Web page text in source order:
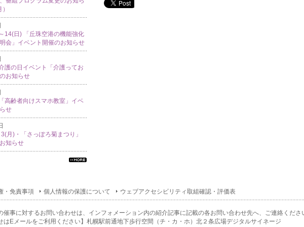
14(日) 「丘珠空港の機能強化
会」イベント開催のお知らせ
護の日イベント「介護ってお
お知らせ
高齢者向けスマホ教室」イベ
せ
月)・「さっぽろ菊まつり」
知らせ
フォ
メー
ショ
ン一
・免責事項 個人情報の保護について ウェブアクセシビリティ取組確認・評価表
催事に対するお問い合わせは、インフォメーション内の紹介記事に記載の各お問い合わせ先へ、ご連絡くださ
はEメールをご利用ください】札幌駅前通地下歩行空間（チ・カ・ホ）北２条広場デジタルサイネージ